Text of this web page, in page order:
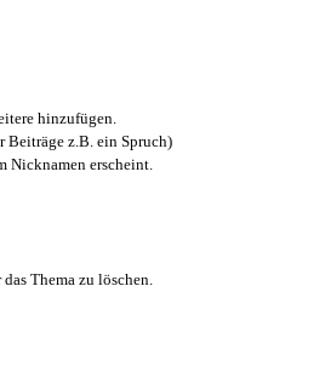
hinzufügen.
Beiträge z.B. ein Spruch)
erscheint.
Thema zu löschen.